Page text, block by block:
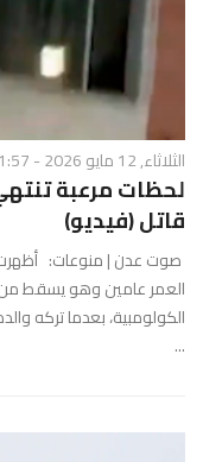
الثلاثاء, 12 مايو 2026 - 01:57 ص
لحظات مرعبة
قاتل (فيديو)
صوت عدن | منوعات:
العمر عامين وهو يسقط من
الكولومبية، بعدما تركه
...